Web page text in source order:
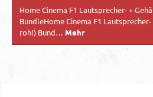
Home Cinema F1 Lautsprecher- +
BundleHome Cinema F1
roh!) Bund… Mehr